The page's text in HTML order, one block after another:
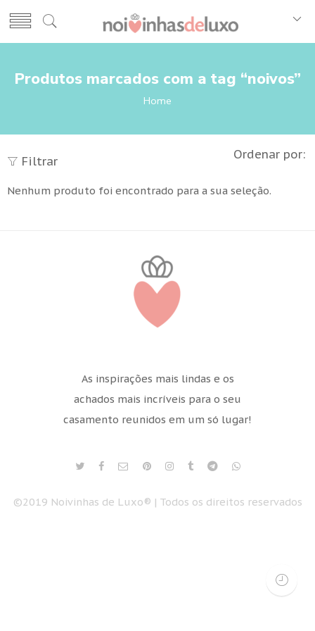
Produtos marcados com a tag “noivos”
Home
Filtrar Ordenar por:
Nenhum produto foi encontrado para a sua seleção.
As inspirações mais lindas e os
achados mais incríveis para o seu
casamento reunidos em um só lugar!
©2019 Noivinhas de Luxo® | Todos os direitos reservados